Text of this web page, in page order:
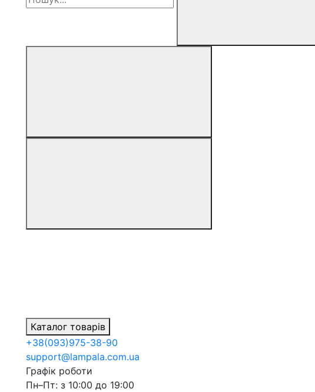
Каталог товарів
+38(093)975-38-90
support@lampala.com.ua
Графік роботи
Пн–Пт: з 10:00 до 19:00